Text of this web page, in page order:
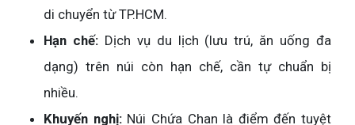
di chuyển từ TP.HCM.
Hạn chế:Dịch vụ du lịch (lưu trú, ăn uống đa
dạng) trên núi còn hạn chế, cần tự chuẩn bị
nhiều.
Khuyến nghị:Núi Chứa Chan là điểm đến tuyệt